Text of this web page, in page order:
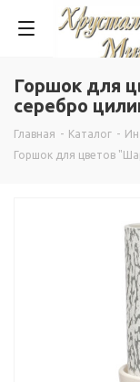
Горшок для
серебро
Главная - Каталог -
Горшок для цветов